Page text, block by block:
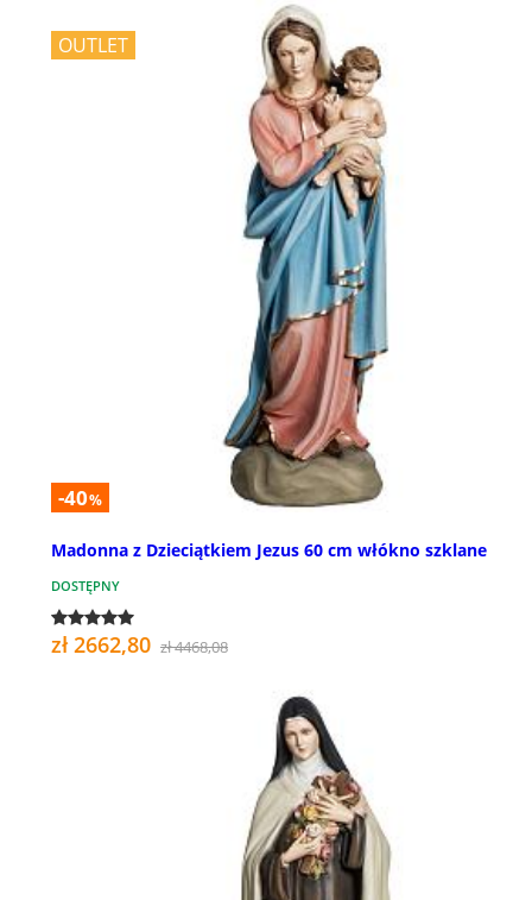
OUTLET
-40%
Madonna z Dzieciątkiem Jezus 60 cm włókno szklane
DOSTĘPNY
zł 2662,80 zł 4468,08